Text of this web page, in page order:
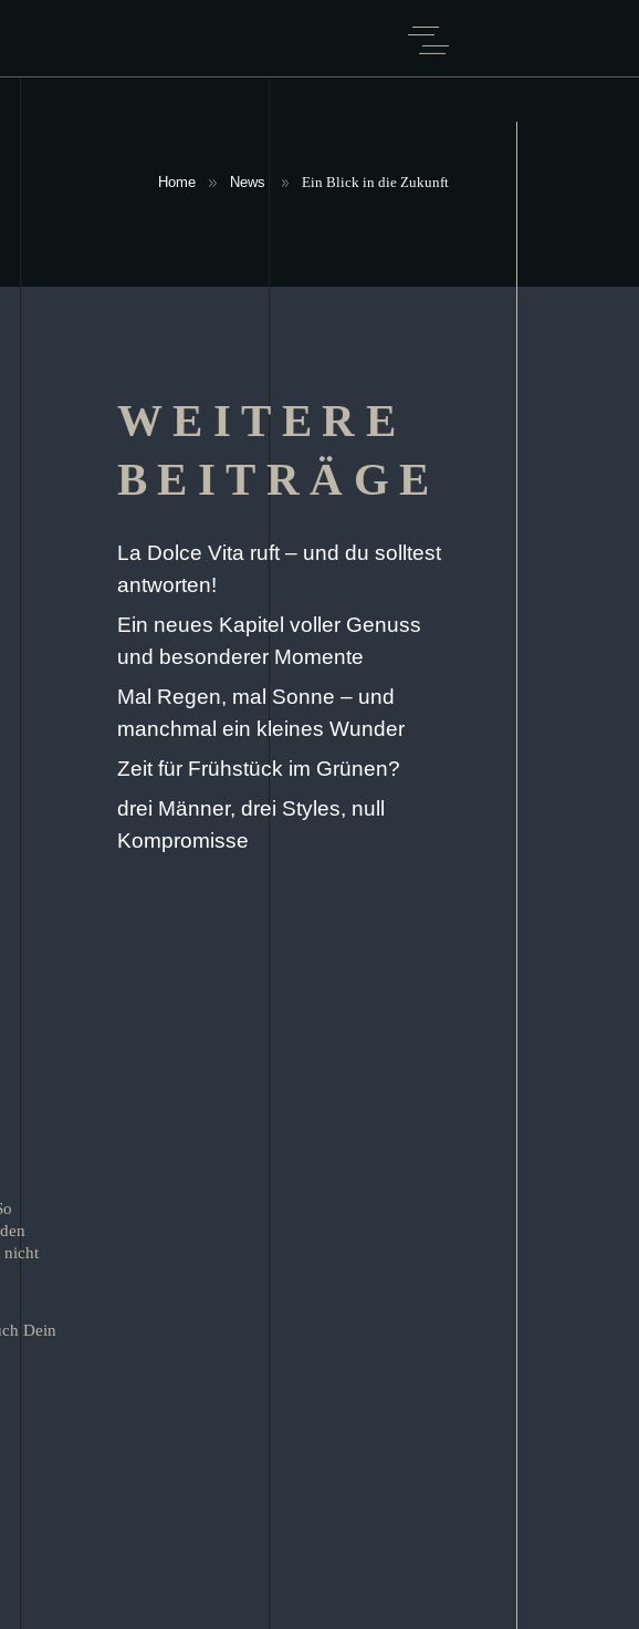
Home News Ein Blick in die Zukunft
nicht
Dein
WEITERE
BEITRÄGE
La Dolce Vita ruft – und du solltest
antworten!
Ein neues Kapitel voller Genuss
und besonderer Momente
Mal Regen, mal Sonne – und
manchmal ein kleines Wunder
Zeit für Frühstück im Grünen?
drei Männer, drei Styles, null
Kompromisse